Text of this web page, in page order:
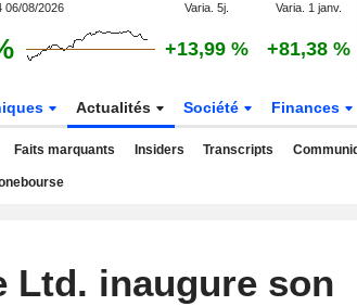
06/08/2026 Varia. 5j. Varia. 1 janv.
+13,99 % +81,38 %
Actualités Société Finances
Faits marquants Insiders Transcripts
Ltd. inaugure son